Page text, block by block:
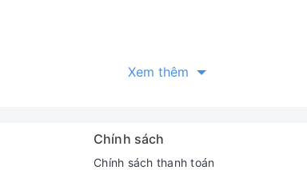
Xem thêm
Chính sách
Chính sách thanh toán